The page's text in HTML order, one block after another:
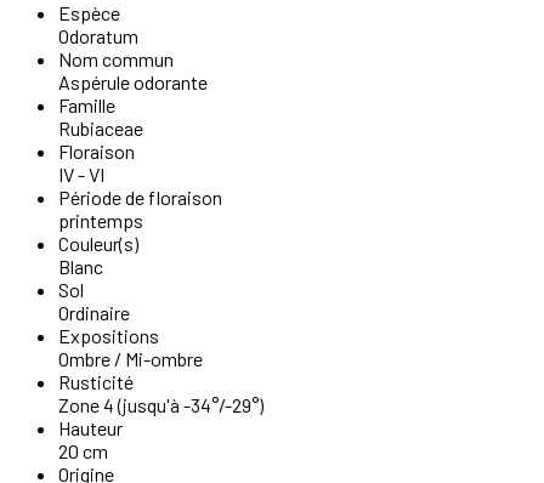
Espèce
Odoratum
Nom commun
Aspérule odorante
Famille
Rubiaceae
Floraison
IV - VI
Période de floraison
printemps
Couleur(s)
Blanc
Sol
Ordinaire
Expositions
Ombre / Mi-ombre
Rusticité
Zone 4 (jusqu'à -34°/-29°)
Hauteur
20 cm
Origine